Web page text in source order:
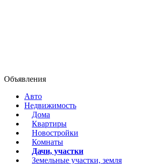
Объявления
Авто
Недвижимость
Дома
Квартиры
Новостройки
Комнаты
Дачи, участки
Земельные участки, земля